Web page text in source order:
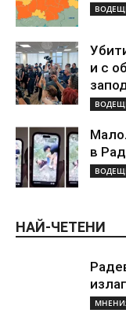
и с
в
НАЙ-ЧЕТЕНИ